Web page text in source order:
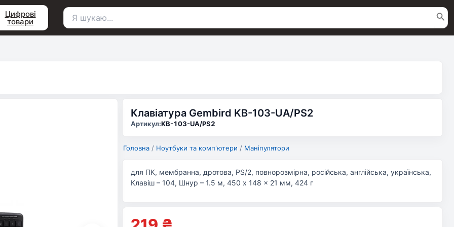
Цифрові
товари
Пошук
Клавіатура Gembird KB-103-UA/PS2
Артикул:KB-103-UA/PS2
Головна / Ноутбуки та комп'ютери / Маніпулятори
для ПК, мембранна, дротова, PS/2, повнорозмірна, російська, англійська, українська,
Клавіш – 104, Шнур – 1.5 м, 450 x 148 x 21 мм, 424 г